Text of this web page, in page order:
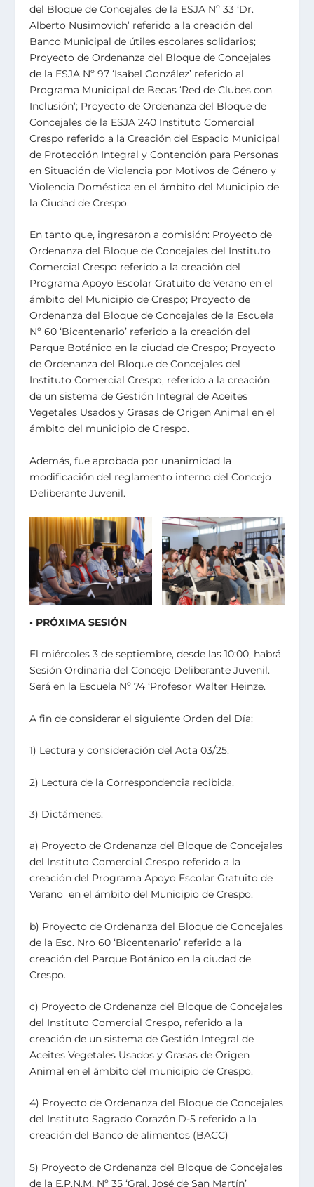
del Bloque de Concejales de la ESJA Nº 33 ‘Dr.
Alberto Nusimovich’ referido a la creación del
Banco Municipal de útiles escolares solidarios;
Proyecto de Ordenanza del Bloque de Concejales
de la ESJA Nº 97 ‘Isabel González’ referido al
Programa Municipal de Becas ‘Red de Clubes con
Inclusión’; Proyecto de Ordenanza del Bloque de
Concejales de la ESJA 240 Instituto Comercial
Crespo referido a la Creación del Espacio Municipal
de Protección Integral y Contención para Personas
en Situación de Violencia por Motivos de Género y
Violencia Doméstica en el ámbito del Municipio de
la Ciudad de Crespo.
En tanto que, ingresaron a comisión: Proyecto de
Ordenanza del Bloque de Concejales del Instituto
Comercial Crespo referido a la creación del
Programa Apoyo Escolar Gratuito de Verano en el
ámbito del Municipio de Crespo; Proyecto de
Ordenanza del Bloque de Concejales de la Escuela
Nº 60 ‘Bicentenario’ referido a la creación del
Parque Botánico en la ciudad de Crespo; Proyecto
de Ordenanza del Bloque de Concejales del
Instituto Comercial Crespo, referido a la creación
de un sistema de Gestión Integral de Aceites
Vegetales Usados y Grasas de Origen Animal en el
ámbito del municipio de Crespo.
Además, fue aprobada por unanimidad la
modificación del reglamento interno del Concejo
Deliberante Juvenil.
• PRÓXIMA SESIÓN
El miércoles 3 de septiembre, desde las 10:00, habrá
Sesión Ordinaria del Concejo Deliberante Juvenil.
Será en la Escuela Nº 74 ‘Profesor Walter Heinze.
A fin de considerar el siguiente Orden del Día:
1) Lectura y consideración del Acta 03/25.
2) Lectura de la Correspondencia recibida.
3) Dictámenes:
a) Proyecto de Ordenanza del Bloque de Concejales
del Instituto Comercial Crespo referido a la
creación del Programa Apoyo Escolar Gratuito de
Verano en el ámbito del Municipio de Crespo.
b) Proyecto de Ordenanza del Bloque de Concejales
de la Esc. Nro 60 ‘Bicentenario’ referido a la
creación del Parque Botánico en la ciudad de
Crespo.
c) Proyecto de Ordenanza del Bloque de Concejales
del Instituto Comercial Crespo, referido a la
creación de un sistema de Gestión Integral de
Aceites Vegetales Usados y Grasas de Origen
Animal en el ámbito del municipio de Crespo.
4) Proyecto de Ordenanza del Bloque de Concejales
del Instituto Sagrado Corazón D-5 referido a la
creación del Banco de alimentos (BACC)
5) Proyecto de Ordenanza del Bloque de Concejales
de la E.P.N.M. Nº 35 ‘Gral. José de San Martín’